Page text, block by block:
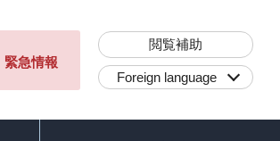
緊急情報
閲覧補助
Foreign language